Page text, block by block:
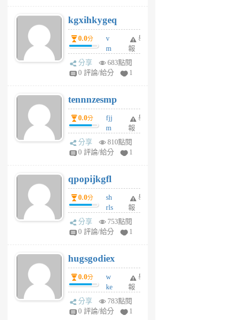
6
個
月
前
kgxihkygeq
0.0分
v
m
sg
sr
6
個
月
前
舉
報
分享
683點閱
0 評論/給分
1
tennnzesmp
0.0分
fjj
m
w
rs
6
個
月
前
舉
報
分享
810點閱
0 評論/給分
1
qpopijkgfl
0.0分
sh
rls
k
m
6
個
月
前
舉
報
分享
753點閱
0 評論/給分
1
hugsgodiex
0.0分
w
ke
rv
pj
舉
報
分享
783點閱
0 評論/給分
1